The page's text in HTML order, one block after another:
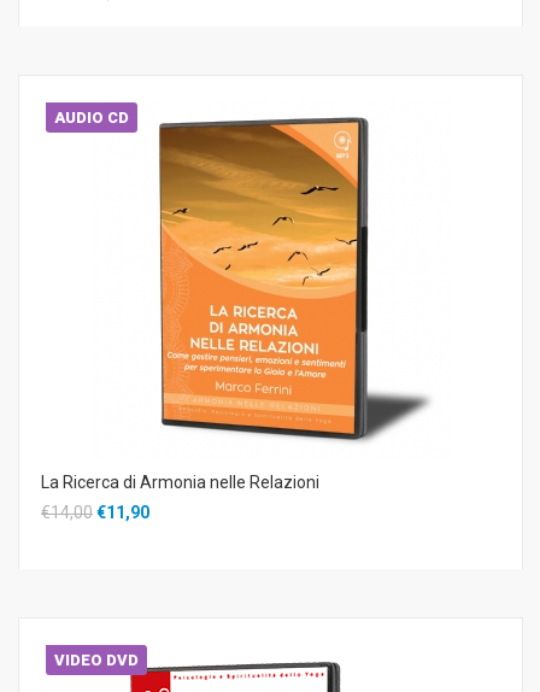
AUDIO CD
La Ricerca di Armonia nelle Relazioni
€14,00€11,90
VIDEO DVD